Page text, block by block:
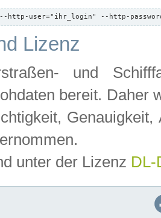
user="ihr_login" --http-
Lizenz
und
bereit. Daher
unter der Lizenz